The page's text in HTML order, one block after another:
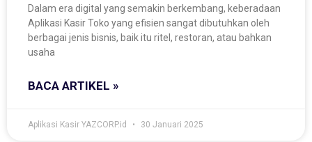
Dalam era digital yang semakin berkembang, keberadaan
Aplikasi Kasir Toko yang efisien sangat dibutuhkan oleh
berbagai jenis bisnis, baik itu ritel, restoran, atau bahkan
usaha
BACA ARTIKEL »
Aplikasi Kasir YAZCORP.id 30 Januari 2025